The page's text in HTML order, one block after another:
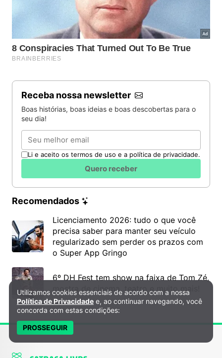
Receba nossa newsletter
Boas histórias, boas ideias e boas descobertas para o
seu dia!
Email
Li e aceito os termos de uso e a política de privacidade.
Quero receber
Recomendados
Licenciamento 2026: tudo o que você
precisa saber para manter seu veículo
regularizado sem perder os prazos com
o Super App Gringo
6º DH Fest tem show na faixa de Tom Zé,
mostra de cinema, teatro e muito mais!
Política de Privacidade e Cookies
Utilizamos cookies essenciais de acordo com a nossa
Política de Privacidade e, ao continuar navegando, você
concorda com estas condições:
PROSSEGUIR